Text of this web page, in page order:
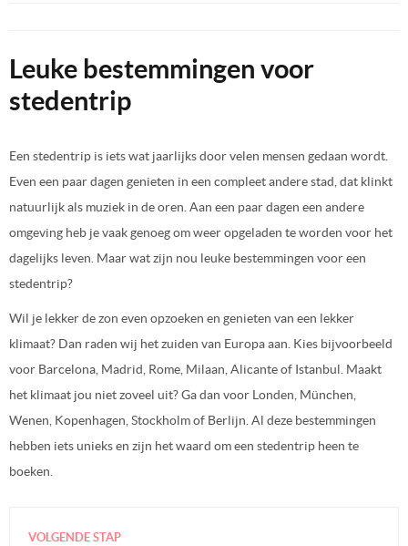
Leuke bestemmingen voor
stedentrip
Een stedentrip is iets wat jaarlijks door velen mensen gedaan wordt.
Even een paar dagen genieten in een compleet andere stad, dat klinkt
natuurlijk als muziek in de oren. Aan een paar dagen een andere
omgeving heb je vaak genoeg om weer opgeladen te worden voor het
dagelijks leven. Maar wat zijn nou leuke bestemmingen voor een
stedentrip?
Wil je lekker de zon even opzoeken en genieten van een lekker
klimaat? Dan raden wij het zuiden van Europa aan. Kies bijvoorbeeld
voor Barcelona, Madrid, Rome, Milaan, Alicante of Istanbul. Maakt
het klimaat jou niet zoveel uit? Ga dan voor Londen, München,
Wenen, Kopenhagen, Stockholm of Berlijn. Al deze bestemmingen
hebben iets unieks en zijn het waard om een stedentrip heen te
boeken.
VOLGENDE STAP